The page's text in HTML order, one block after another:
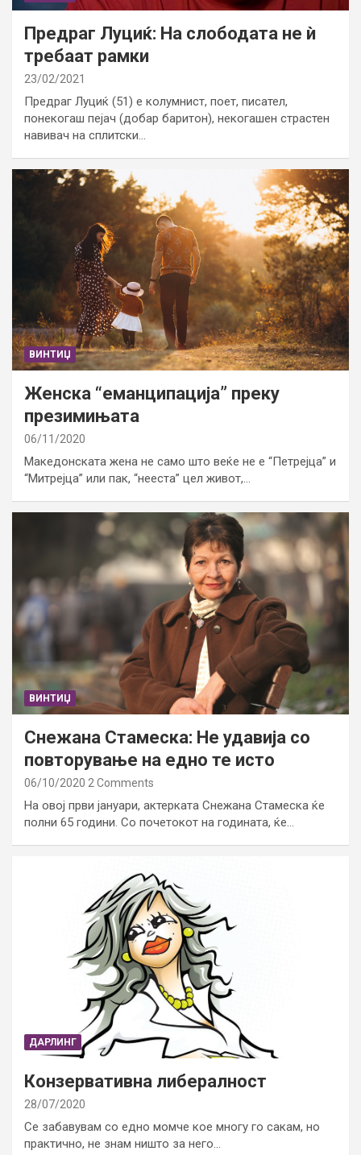
Предраг Луциќ: На слободата не ѝ
требаат рамки
23/02/2021
Предраг Луциќ (51) е колумнист, поет, писател,
понекогаш пејач (добар баритон), некогашен страстен
навивач на сплитски…
ВИНТИЏ
Женска “еманципација” преку
презимињата
06/11/2020
Македонската жена не само што веќе не е “Петрејца” и
“Митрејца” или пак, “нееста” цел живот,…
ВИНТИЏ
Снежана Стамеска: Не удавија со
повторување на едно те исто
06/10/2020 2 Comments
На овој први јануари, актерката Снежана Стамеска ќе
полни 65 години. Со почетокот на годината, ќе…
ДАРЛИНГ
Конзервативна либералност
28/07/2020
Се забавувам со едно момче кое многу го сакам, но
практично, не знам ништо за него…